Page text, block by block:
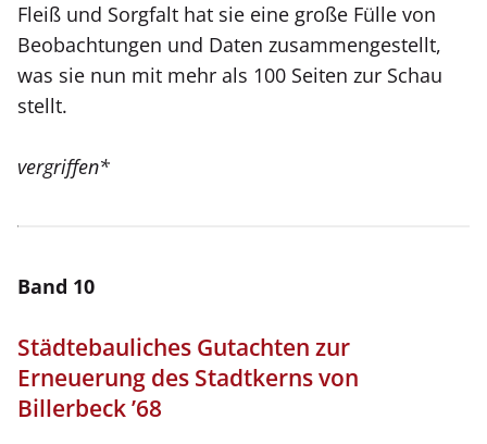
Fleiß und Sorgfalt hat sie eine große Fülle von
Beobachtungen und Daten zusammengestellt,
was sie nun mit mehr als 100 Seiten zur Schau
stellt.
vergriffen*
Band 10
Städtebauliches Gutachten zur
Erneuerung des Stadtkerns von
Billerbeck ’68